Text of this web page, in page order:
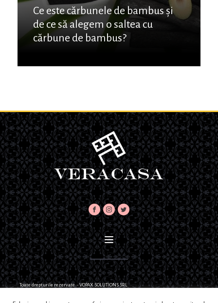
Ce este cărbunele de bambus și
de ce să alegem o saltea cu
cărbune de bambus?
Toate drepturile rezervate - VOPAX SOLUTIONS SRL